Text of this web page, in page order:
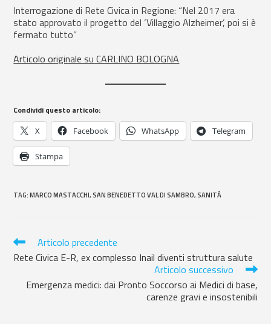
Interrogazione di Rete Civica in Regione: “Nel 2017 era
stato approvato il progetto del ‘Villaggio Alzheimer’, poi si è
fermato tutto”
Articolo originale su CARLINO BOLOGNA
Condividi questo articolo:
X Facebook WhatsApp Telegram
Stampa
TAG:MARCO MASTACCHI, SAN BENEDETTO VAL DI SAMBRO, SANITÀ
Articolo precedente
Rete Civica E-R, ex complesso Inail diventi struttura salute
Articolo successivo
Emergenza medici: dai Pronto Soccorso ai Medici di base,
carenze gravi e insostenibili